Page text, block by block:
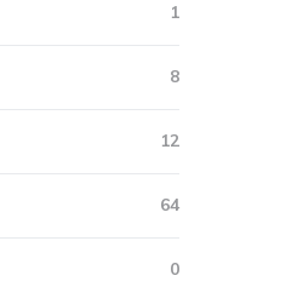
1
8
12
64
0